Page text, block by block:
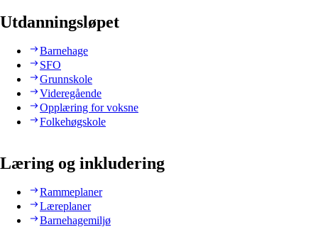
Utdanningsløpet
Barnehage
SFO
Grunnskole
Videregående
Opplæring for voksne
Folkehøgskole
Læring og inkludering
Rammeplaner
Læreplaner
Barnehagemiljø